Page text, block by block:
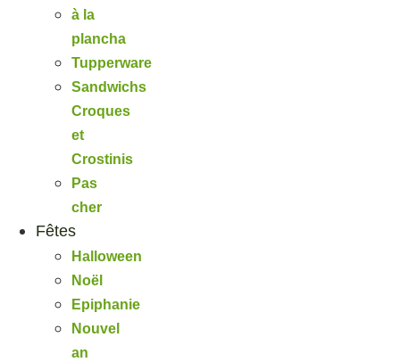
à la
plancha
Tupperware
Sandwichs
Croques
et
Crostinis
Pas
cher
Fêtes
Halloween
Noël
Epiphanie
Nouvel
an